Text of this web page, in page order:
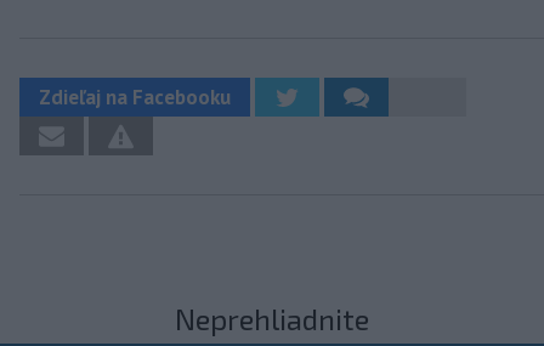
Zdieľaj na Facebooku
Neprehliadnite